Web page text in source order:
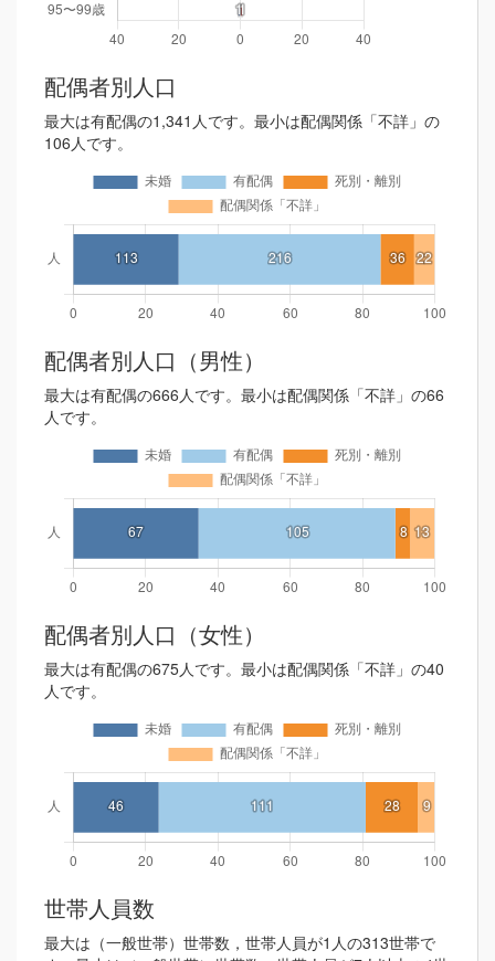
配偶者別人口
最大は有配偶の1,341人です。最小は配偶関係「不詳」の
106人です。
配偶者別人口（男性）
最大は有配偶の666人です。最小は配偶関係「不詳」の66
人です。
配偶者別人口（女性）
最大は有配偶の675人です。最小は配偶関係「不詳」の40
人です。
世帯人員数
最大は（一般世帯）世帯数，世帯人員が1人の313世帯で